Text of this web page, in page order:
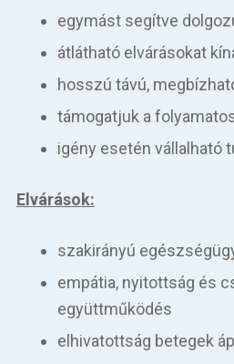
egymást segítve
átlátható elvárásokat
hosszú távú,
támogatjuk a
igény esetén vállalható
Elvárások:
szakirányú
empátia, nyitottság és
együttműködés
elhivatottság betegek